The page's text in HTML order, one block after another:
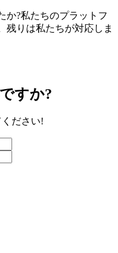
か?私たちのプラットフ
残りは私たちが対応しま
すか?
ださい!